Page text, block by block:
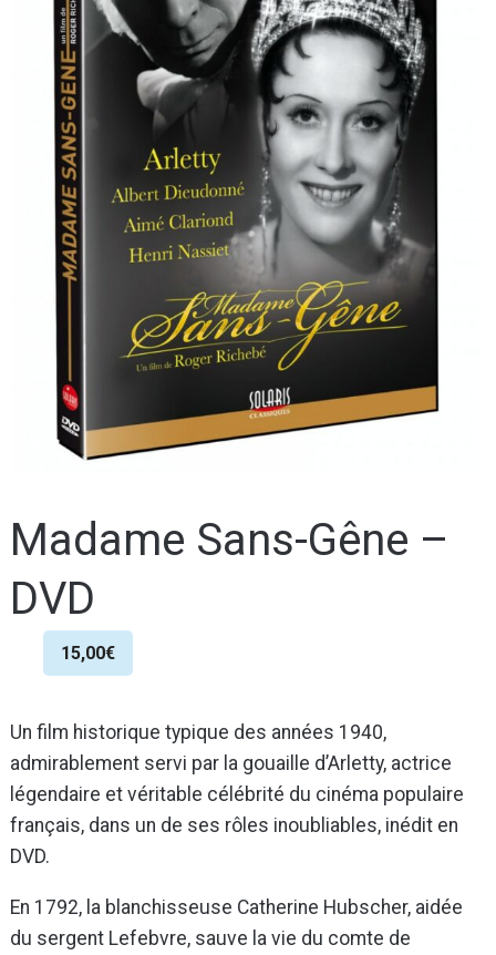
Madame Sans-Gêne –
DVD
15,00€
Un film historique typique des années 1940,
admirablement servi par la gouaille d’Arletty, actrice
légendaire et véritable célébrité du cinéma populaire
français, dans un de ses rôles inoubliables, inédit en
DVD.
En 1792, la blanchisseuse Catherine Hubscher, aidée
du sergent Lefebvre, sauve la vie du comte de